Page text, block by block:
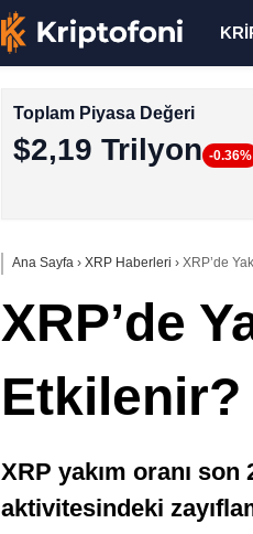
Toplam Piyasa Değeri
$2,19 Trilyon -0.36%
Ana Sayfa › XRP Haberleri › XRP’de
XRP’de
Etkilenir?
XRP yakım oranı
aktivitesindeki